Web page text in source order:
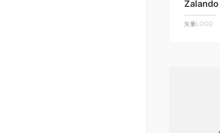
Zalando
矢量LOGO